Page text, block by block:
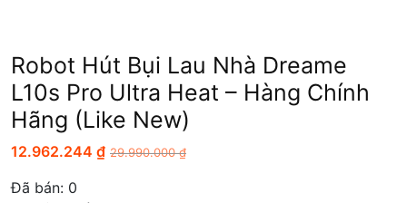
Robot Hút Bụi Lau Nhà Dreame
L10s Pro Ultra Heat – Hàng Chính
Hãng (Like New)
12.962.244 ₫ 29.990.000₫
Đã bán: 0